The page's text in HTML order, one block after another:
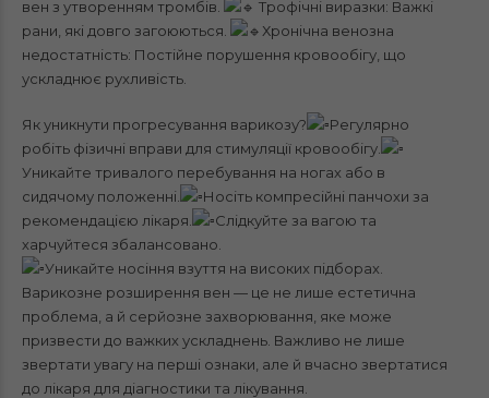
вен з утворенням тромбів.
Трофічні виразки: Важкі
рани, які довго загоюються.
Хронічна венозна
недостатність: Постійне порушення кровообігу, що
ускладнює рухливість.
Як уникнути прогресування варикозу?
Регулярно
робіть фізичні вправи для стимуляції кровообігу.
Уникайте тривалого перебування на ногах або в
сидячому положенні.
Носіть компресійні панчохи за
рекомендацією лікаря.
Слідкуйте за вагою та
харчуйтеся збалансовано.
Уникайте носіння взуття на високих підборах.
Варикозне розширення вен — це не лише естетична
проблема, а й серйозне захворювання, яке може
призвести до важких ускладнень. Важливо не лише
звертати увагу на перші ознаки, але й вчасно звертатися
до лікаря для діагностики та лікування.